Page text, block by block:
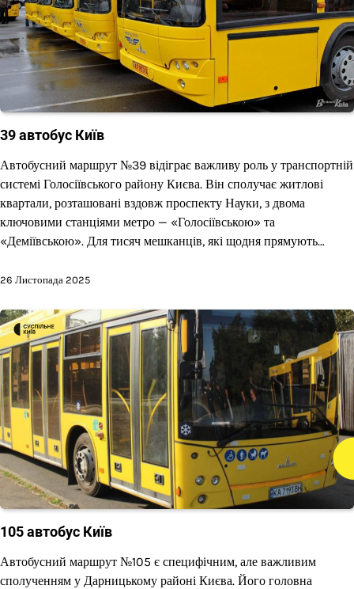
39 автобус Київ
Автобусний маршрут №39 відіграє важливу роль у транспортній
системі Голосіївського району Києва. Він сполучає житлові
квартали, розташовані вздовж проспекту Науки, з двома
ключовими станціями метро — «Голосіївською» та
«Деміївською». Для тисяч мешканців, які щодня прямують…
26 Листопада 2025
105 автобус Київ
Автобусний маршрут №105 є специфічним, але важливим
сполученням у Дарницькому районі Києва. Його головна